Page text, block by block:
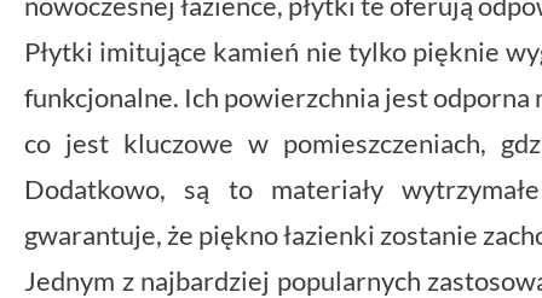
Płytki imitujące kamień nie tylko pięknie
funkcjonalne. Ich powierzchnia jest odporna
co jest kluczowe w pomieszczeniach,
Dodatkowo, są to materiały
gwarantuje, że piękno łazienki zostanie
Jednym z najbardziej popularnych